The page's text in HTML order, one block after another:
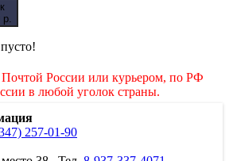
р.
Почтой России или курьером, по РФ
в любой уголок страны.
257-01-90